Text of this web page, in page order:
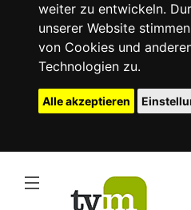
weiter zu entwickeln.
unserer Website
von Cookies und
Technologien zu.
Alle akzeptieren